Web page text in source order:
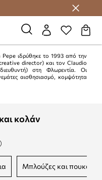
Club
ιδρύθηκε το 1993 από την
director) και τον Claudio
στη Φλωρεντία. Οι
αισθησιασμό, κομψότητα
κολάν
μπλούζες και